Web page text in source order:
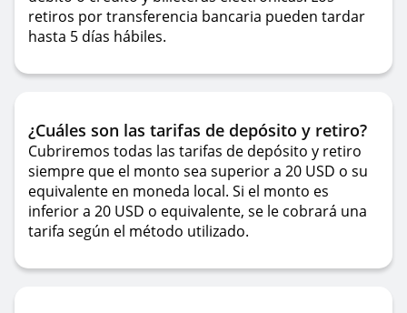
retiros por transferencia bancaria pueden tardar
hasta 5 días hábiles.
¿Cuáles son las tarifas de depósito y retiro?
Cubriremos todas las tarifas de depósito y retiro
siempre que el monto sea superior a 20 USD o su
equivalente en moneda local. Si el monto es
inferior a 20 USD o equivalente, se le cobrará una
tarifa según el método utilizado.